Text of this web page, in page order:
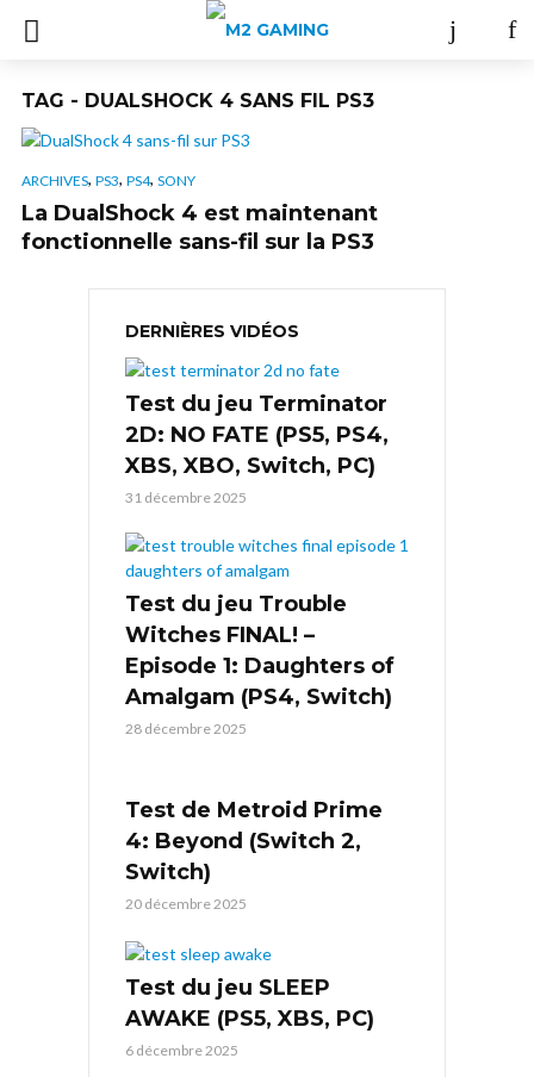
TAG - DUALSHOCK 4 SANS FIL PS3
ARCHIVES, PS3, PS4, SONY
La DualShock 4 est maintenant
fonctionnelle sans-fil sur la PS3
DERNIÈRES VIDÉOS
Test du jeu Terminator
2D: NO FATE (PS5, PS4,
XBS, XBO, Switch, PC)
31 décembre 2025
Test du jeu Trouble
Witches FINAL! –
Episode 1: Daughters of
Amalgam (PS4, Switch)
28 décembre 2025
Test de Metroid Prime
4: Beyond (Switch 2,
Switch)
20 décembre 2025
Test du jeu SLEEP
AWAKE (PS5, XBS, PC)
6 décembre 2025